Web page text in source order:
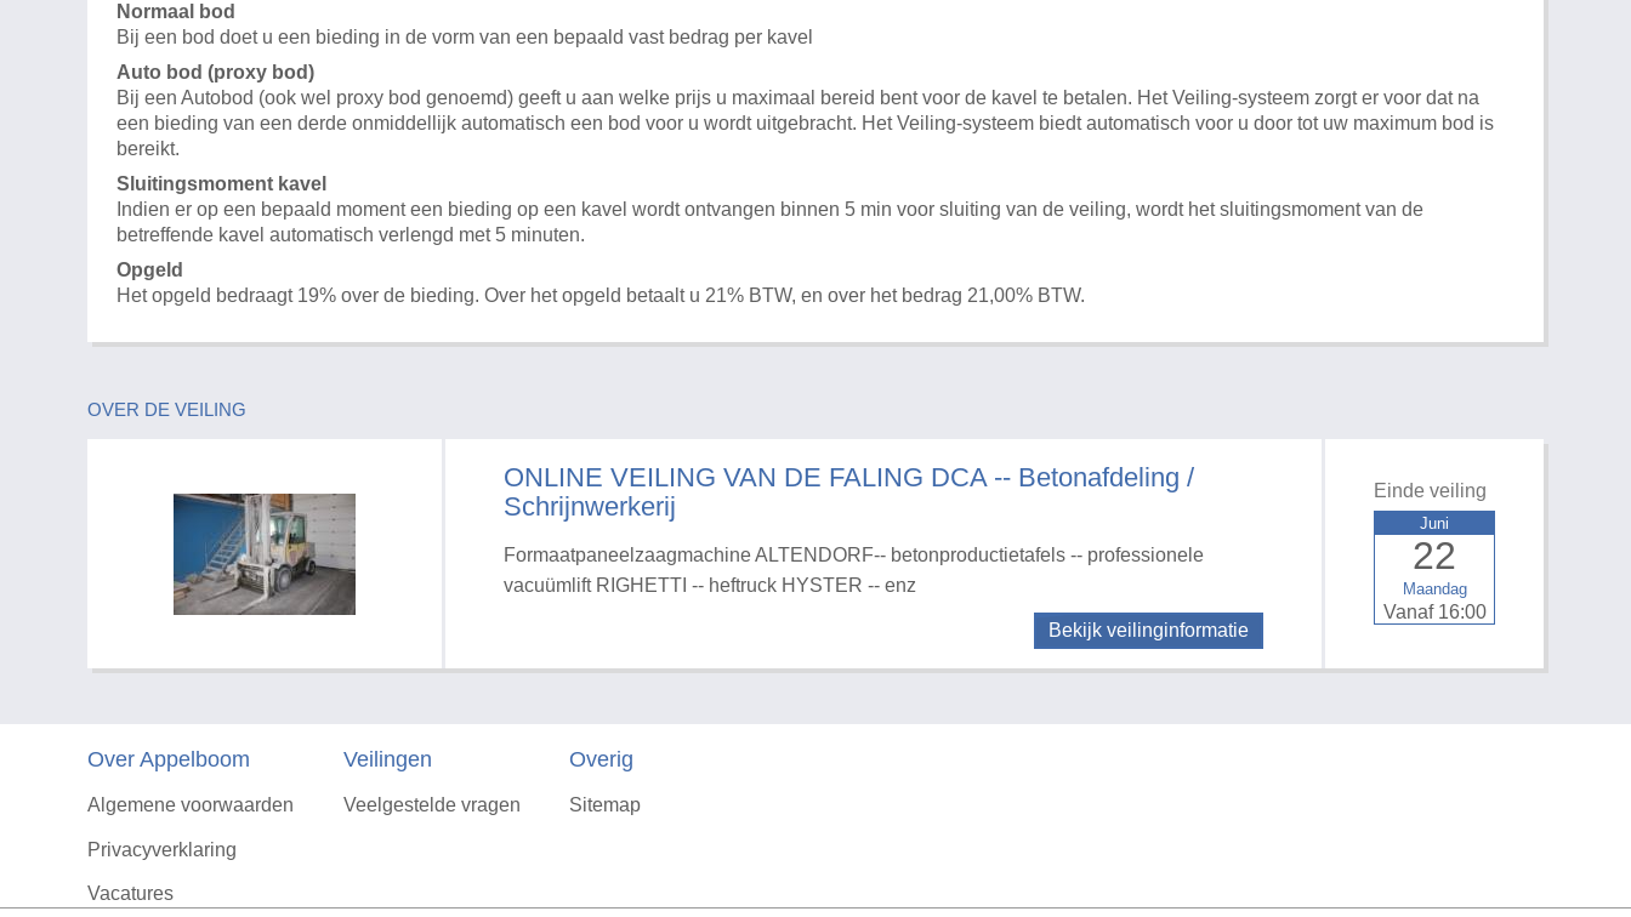
Normaal bod
Bij een bod doet u een bieding in de vorm van een bepaald vast bedrag per kavel
Auto bod (proxy bod)
Bij een Autobod (ook wel proxy bod genoemd) geeft u aan welke prijs u maximaal bereid bent voor de kavel te betalen. Het Veiling-systeem zorgt er voor dat na
een bieding van een derde onmiddellijk automatisch een bod voor u wordt uitgebracht. Het Veiling-systeem biedt automatisch voor u door tot uw maximum bod is
bereikt.
Sluitingsmoment kavel
Indien er op een bepaald moment een bieding op een kavel wordt ontvangen binnen 5 min voor sluiting van de veiling, wordt het sluitingsmoment van de
betreffende kavel automatisch verlengd met 5 minuten.
Opgeld
Het opgeld bedraagt 19% over de bieding. Over het opgeld betaalt u 21% BTW, en over het bedrag 21,00% BTW.
OVER DE VEILING
ONLINE VEILING VAN DE FALING DCA -- Betonafdeling /
Schrijnwerkerij
Formaatpaneelzaagmachine ALTENDORF-- betonproductietafels -- professionele
vacuümlift RIGHETTI -- heftruck HYSTER -- enz
Bekijk veilinginformatie
Einde veiling
Maandag
22
Juni
Vanaf 16:00
Over Appelboom
Algemene voorwaarden
Privacyverklaring
Vacatures
Veilingen
Veelgestelde vragen
Overig
Sitemap